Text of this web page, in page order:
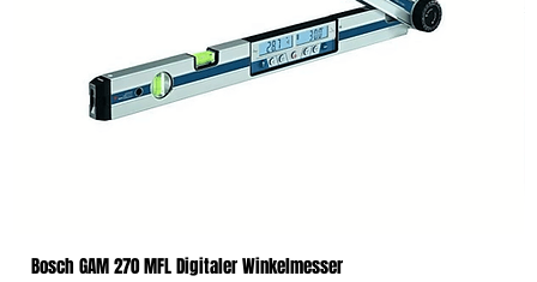
Bosch GAM 270 MFL Digitaler Winkelmesser